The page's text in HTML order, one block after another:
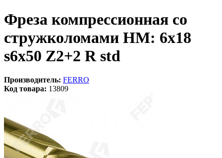
Фреза компрессионная со
стружколомами HM: 6x18
s6x50 Z2+2 R std
Производитель: FERRO
Код товара: 13809